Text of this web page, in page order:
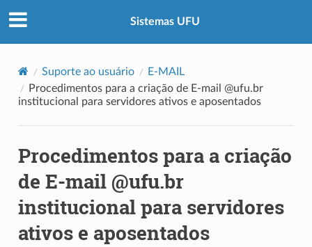
Sistemas UFU
Suporte ao usuário
E-MAIL
Procedimentos para a criação de E-mail @ufu.br
institucional para servidores ativos e aposentados
Procedimentos para a criação
de E-mail @ufu.br
institucional para servidores
ativos e aposentados